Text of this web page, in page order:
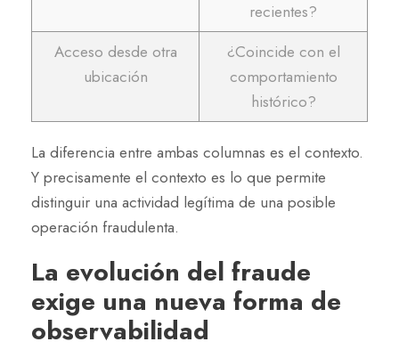
recientes?
Acceso desde otra
ubicación
¿Coincide con el
comportamiento
histórico?
La diferencia entre ambas columnas es el contexto.
Y precisamente el contexto es lo que permite
distinguir una actividad legítima de una posible
operación fraudulenta.
La evolución del fraude
exige una nueva forma de
observabilidad